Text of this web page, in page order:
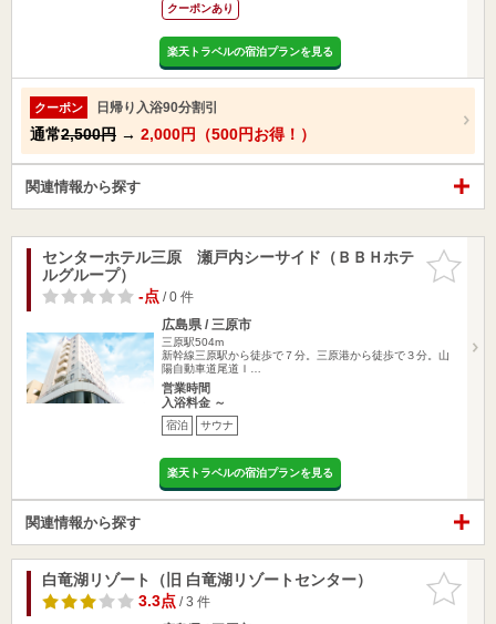
クーポンあり
楽天トラベルの宿泊プランを見る
クーポン 日帰り入浴90分割引
通常2,500円 → 2,000円（500円お得！）
関連情報から探す
お気に入
りに追加
センターホテル三原 瀬戸内シーサイド（ＢＢＨホテ
ルグループ）
-点/ 0 件
広島県 / 三原市
三原駅504m
新幹線三原駅から徒歩で７分。三原港から徒歩で３分。山
陽自動車道尾道Ｉ…
営業時間
入浴料金 ～
宿泊 サウナ
楽天トラベルの宿泊プランを見る
関連情報から探す
お気に入
りに追加
白竜湖リゾート（旧 白竜湖リゾートセンター）
3.3点/ 3 件